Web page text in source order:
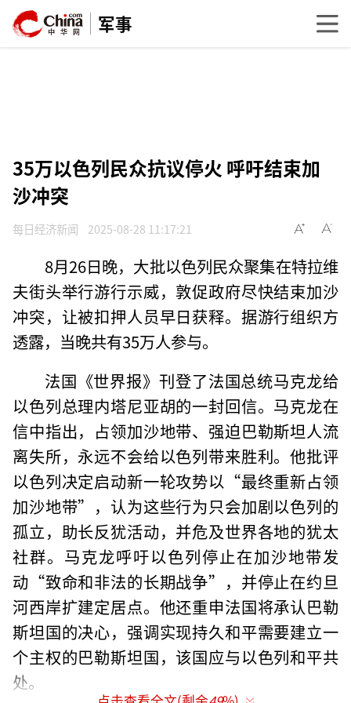
军事
35万以色列民众抗议停火 呼吁结束加
沙冲突
每日经济新闻 2025-08-28 11:17:21
8月26日晚，大批以色列民众聚集在特拉维
夫街头举行游行示威，敦促政府尽快结束加沙
冲突，让被扣押人员早日获释。据游行组织方
透露，当晚共有35万人参与。
法国《世界报》刊登了法国总统马克龙给
以色列总理内塔尼亚胡的一封回信。马克龙在
信中指出，占领加沙地带、强迫巴勒斯坦人流
离失所，永远不会给以色列带来胜利。他批评
以色列决定启动新一轮攻势以“最终重新占领
加沙地带”，认为这些行为只会加剧以色列的
孤立，助长反犹活动，并危及世界各地的犹太
社群。马克龙呼吁以色列停止在加沙地带发
动“致命和非法的长期战争”，并停止在约旦
河西岸扩建定居点。他还重申法国将承认巴勒
斯坦国的决心，强调实现持久和平需要建立一
个主权的巴勒斯坦国，该国应与以色列和平共
处。